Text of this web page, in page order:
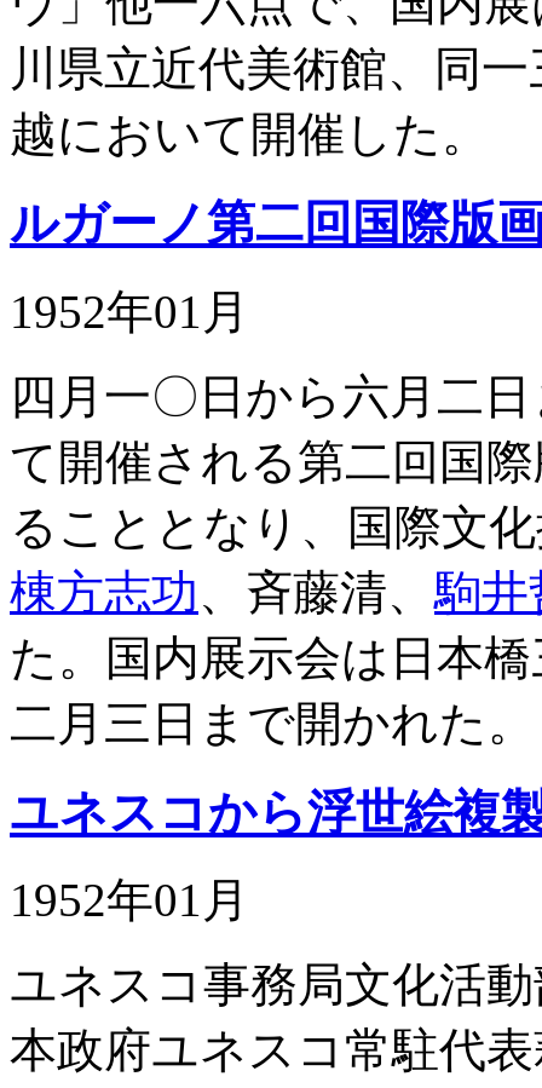
川県立近代美術館、同
越において開催した。
ルガーノ第二回国際版
1952年01月
四月一〇日から六月二
て開催される第二回国
ることとなり、国際文
棟方志功、斉藤清、駒井
た。国内展示会は日本
二月三日まで開かれた。
ユネスコから浮世絵複
1952年01月
ユネスコ事務局文化活
本政府ユネスコ常駐代